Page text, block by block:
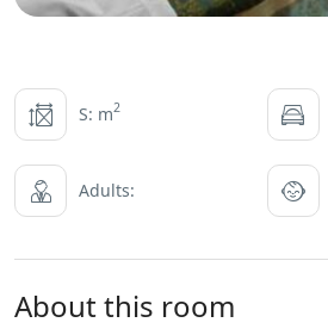
S: m2
Adults:
About this room